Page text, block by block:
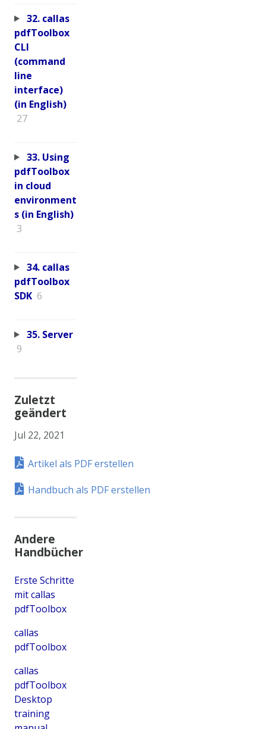
32. callas
pdfToolbox
CLI
(command
line
interface)
(in English)
27
33. Using
pdfToolbox
in cloud
environment
s (in English)
3
34. callas
pdfToolbox
SDK 6
35. Server
9
Zuletzt
geändert
Jul 22, 2021
Artikel als PDF erstellen
Handbuch als PDF erstellen
Andere
Handbücher
Erste Schritte
mit callas
pdfToolbox
callas
pdfToolbox
callas
pdfToolbox
Desktop
training